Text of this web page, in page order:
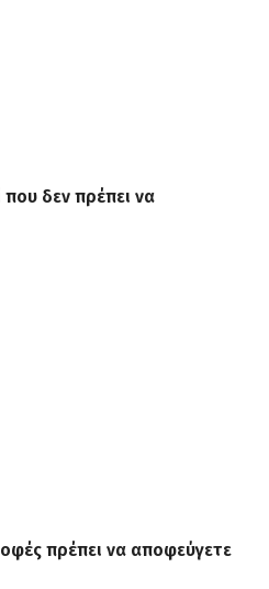
που δεν πρέπει να
πρέπει να αποφεύγετε